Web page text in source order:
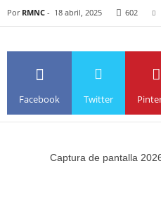
Por RMNC - 18 abril, 2025 602
Facebook Twitter
Captura de pantalla